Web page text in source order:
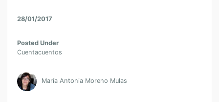
28/01/2017
Posted Under
Cuentacuentos
María Antonia Moreno Mulas